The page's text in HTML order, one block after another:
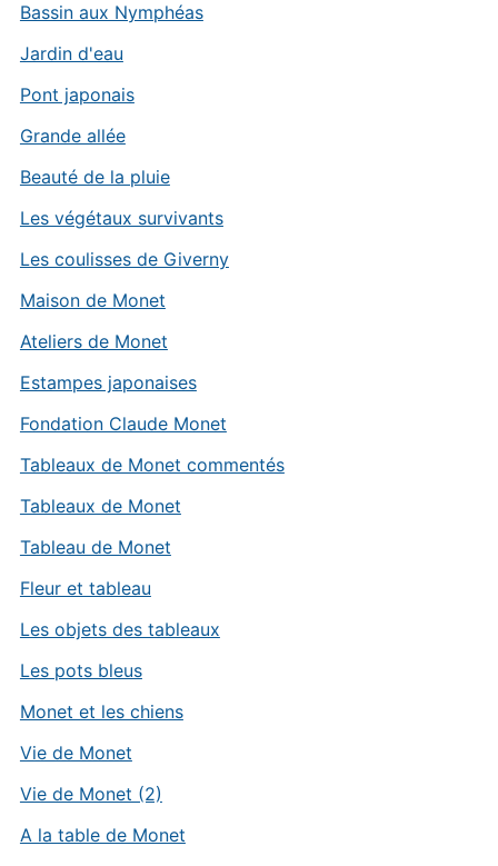
Bassin aux Nymphéas
Jardin d'eau
Pont japonais
Grande allée
Beauté de la pluie
Les végétaux survivants
Les coulisses de Giverny
Maison de Monet
Ateliers de Monet
Estampes japonaises
Fondation Claude Monet
Tableaux de Monet commentés
Tableaux de Monet
Tableau de Monet
Fleur et tableau
Les objets des tableaux
Les pots bleus
Monet et les chiens
Vie de Monet
Vie de Monet (2)
A la table de Monet